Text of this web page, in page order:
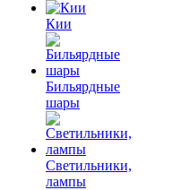
Кии
Бильярдные
шары
Светильники,
лампы